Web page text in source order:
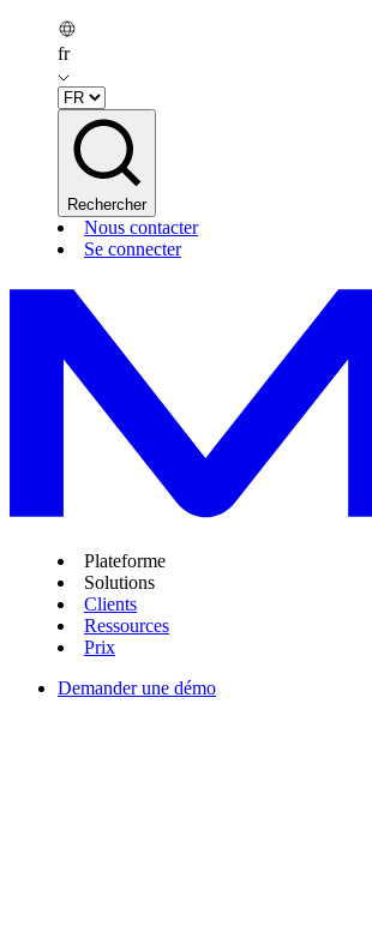
fr
Rechercher
Nous contacter
Se connecter
Plateforme
Solutions
Clients
Ressources
Prix
Demander une démo